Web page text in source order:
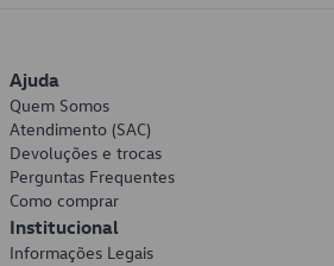
Ajuda
Quem Somos
Atendimento (SAC)
Devoluções e trocas
Perguntas Frequentes
Como comprar
Institucional
Informações Legais